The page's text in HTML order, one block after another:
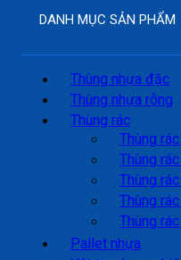
DANH MỤC SẢN PHẨM
Thùng nhựa đặc
Thùng nhựa rỗng
Thùng rác
Thùng
Thùng
Thùng
Thùng
Thùng
Pallet nhựa